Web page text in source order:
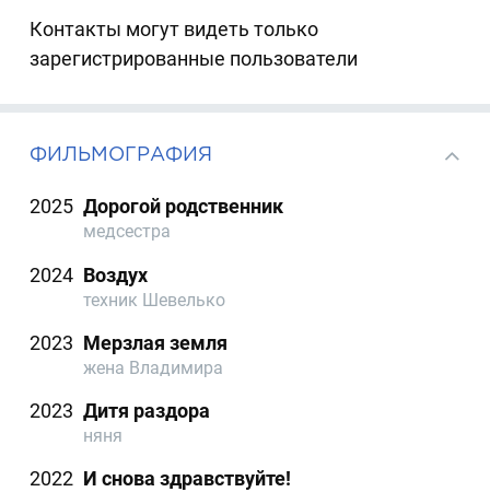
Контакты могут видеть только
зарегистрированные пользователи
ФИЛЬМОГРАФИЯ
2025 Дорогой родственник
медсестра
2024 Воздух
техник Шевелько
2023 Мерзлая земля
жена Владимира
2023 Дитя раздора
няня
2022 И снова здравствуйте!